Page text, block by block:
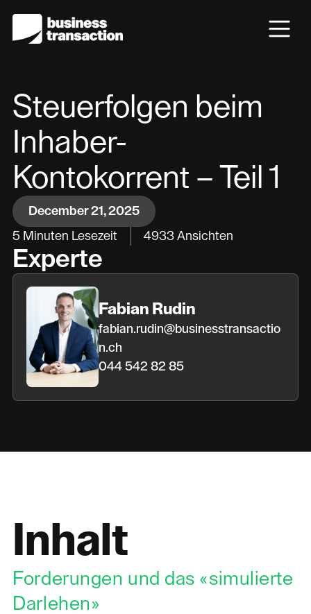
Steuerfolgen beim
Inhaber-
Kontokorrent – Teil 1
December 21, 2025
5 Minuten Lesezeit 4933 Ansichten
Experte
Fabian Rudin
fabian.rudin@businesstransactio
n.ch
044 542 82 85
Inhalt
Forderungen und das «simulierte
Darlehen»